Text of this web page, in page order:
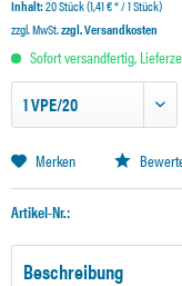
Inhalt:20 Stück (1,41 € * / 1 Stück)
zzgl. MwSt.zzgl. Versandkosten
Sofort versandfertig,
Merken
Artikel-Nr.:
Beschreibung